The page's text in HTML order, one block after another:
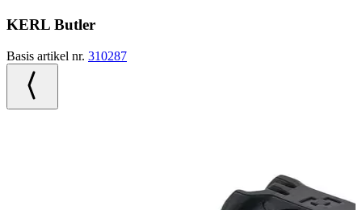
KERL Butler
Basis artikel nr. 310287